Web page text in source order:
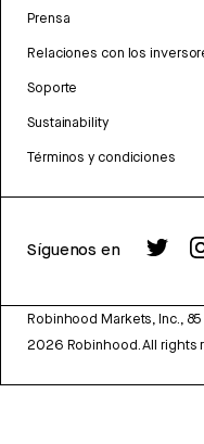
Prensa
Relaciones con los
Soporte
Sustainability
Términos y condiciones
Síguenos en
Robinhood Markets, Inc.,
2026 Robinhood. All rights